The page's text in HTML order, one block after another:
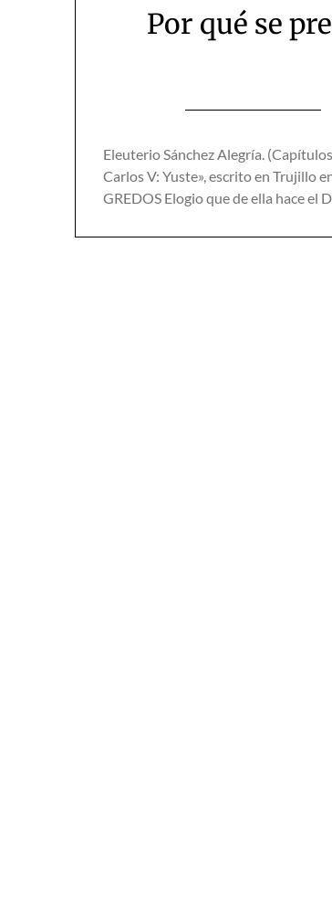
Por qué se
Eleuterio Sánchez Alegría.
Carlos V: Yuste», escrito en Trujillo
GREDOS Elogio que de ella hace